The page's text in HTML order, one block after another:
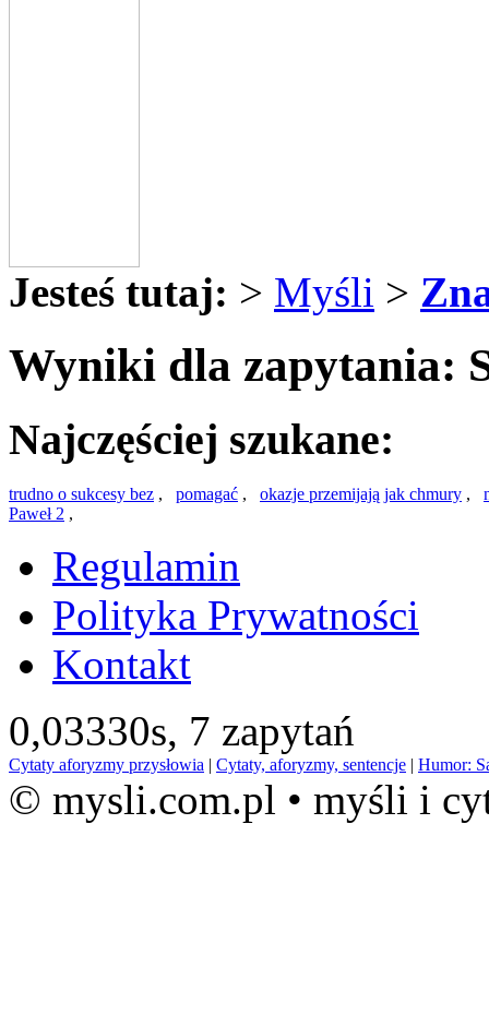
Jesteś tutaj: > Myśli >
Wyniki dla zapytania:
Najczęściej szukane:
trudno o sukcesy bez , pomagać , okazje przemijają jak chmury ,
Paweł 2 ,
Regulamin
Polityka Prywatności
Kontakt
0,03330s, 7 zapytań
Cytaty aforyzmy przysłowia | Cytaty, aforyzmy, sentencje | Humor:
© mysli.com.pl • myśli i